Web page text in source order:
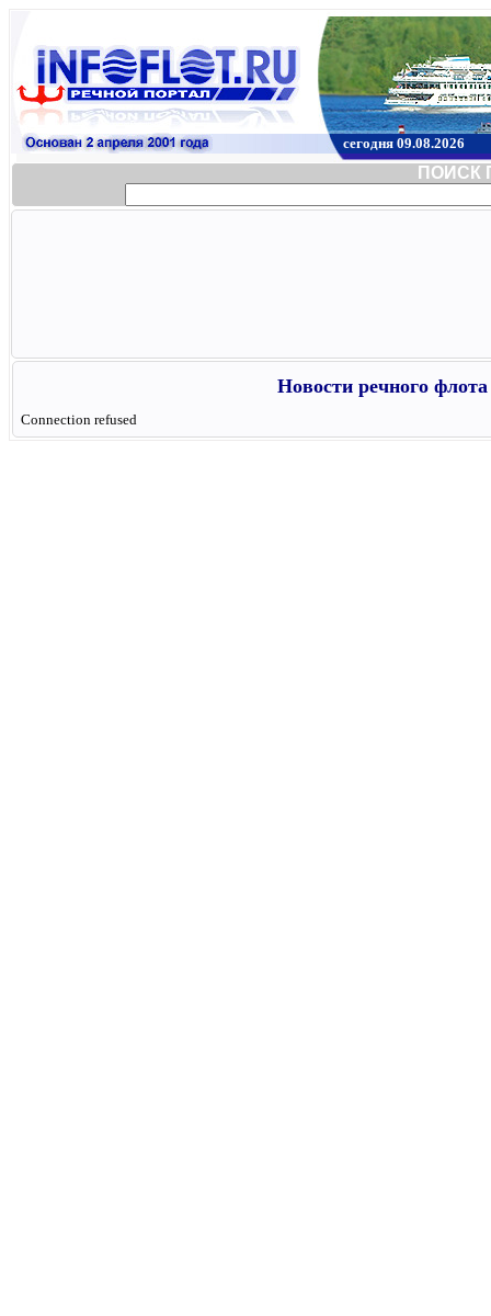
сегодня 09.08.2026
ПОИСК
Новости речного
Connection refused